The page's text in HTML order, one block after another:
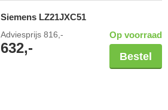
Siemens LZ21JXC51
Adviesprijs 816,-
632,-
Op voorraad
Bestel